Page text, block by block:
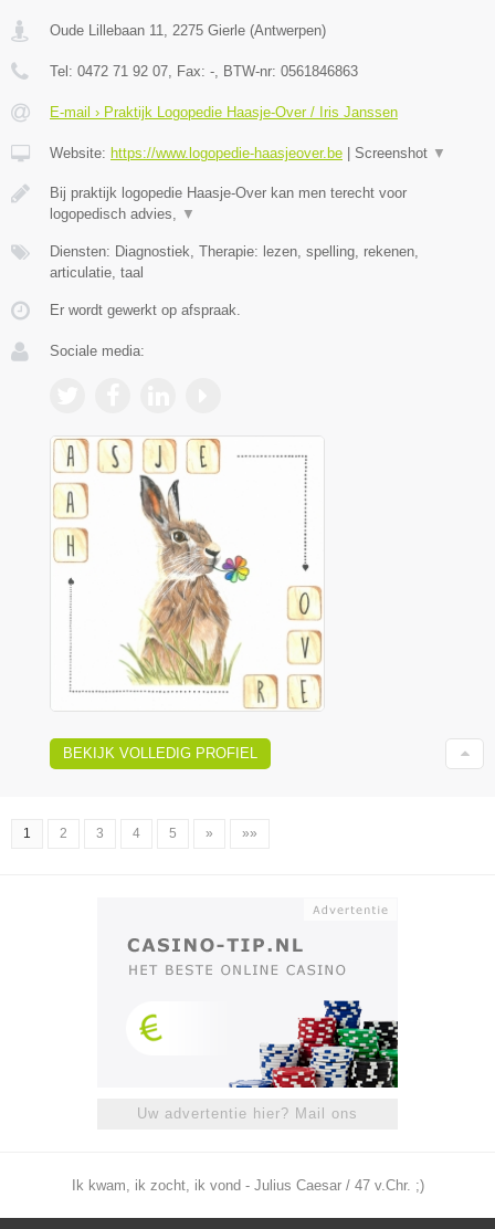
Oude Lillebaan 11, 2275 Gierle (Antwerpen)
Tel: 0472 71 92 07, Fax: -, BTW-nr: 0561846863
E-mail › Praktijk Logopedie Haasje-Over / Iris Janssen
Website: https://www.logopedie-haasjeover.be Screenshot ▼
Bij praktijk logopedie Haasje-Over kan men terecht voor
logopedisch advies, ▼
Diensten: Diagnostiek, Therapie: lezen, spelling, rekenen,
articulatie, taal
Er wordt gewerkt op afspraak.
Sociale media:
BEKIJK VOLLEDIG PROFIEL
1 2 3 4 5 » »»
Uw advertentie hier? Mail ons
Ik kwam, ik zocht, ik vond - Julius Caesar / 47 v.Chr. ;)